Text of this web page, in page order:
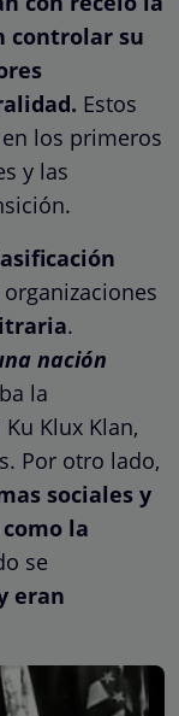
controlar su
Estos
los primeros
y las
.
nación
la
Klux Klan,
Por otro lado,
sociales y
la
se
eran